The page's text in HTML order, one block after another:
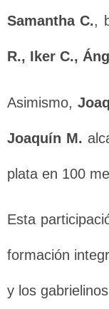
Samantha C.,
R., Iker C.,
Asimismo,
Joaquín M.
plata en 100
Esta
formación
y los